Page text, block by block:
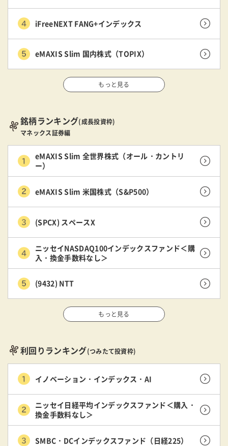
iFreeNEXT FANG+インデックス
eMAXIS Slim 国内株式（TOPIX）
もっと見る
銘柄ランキング(成長投資枠)
マネックス証券編
eMAXIS Slim 全世界株式（オール・カントリ
ー）
eMAXIS Slim 米国株式（S&P500）
(SPCX) スペースX
ニッセイNASDAQ100インデックスファンド＜購
入・換金手数料なし＞
(9432) NTT
もっと見る
利回りランキング(つみたて投資枠)
イノベーション・インデックス・AI
ニッセイ日経平均インデックスファンド＜購入・
換金手数料なし＞
SMBC・DCインデックスファンド（日経225）